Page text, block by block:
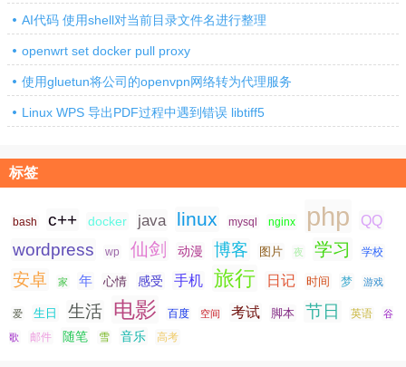
AI代码 使用shell对当前目录文件名进行整理
openwrt set docker pull proxy
使用gluetun将公司的openvpn网络转为代理服务
Linux WPS 导出PDF过程中遇到错误 libtiff5
标签
bash c++ docker java linux mysql nginx php QQ
wordpress wp 仙剑 动漫 博客 图片 夜 学习 学校
安卓 家 年 心情 感受 手机 旅行 日记 时间 梦 游戏
爱 生日 生活 电影 百度 空间 考试 脚本 节日 英语 谷
歌 邮件 随笔 雪 音乐 高考